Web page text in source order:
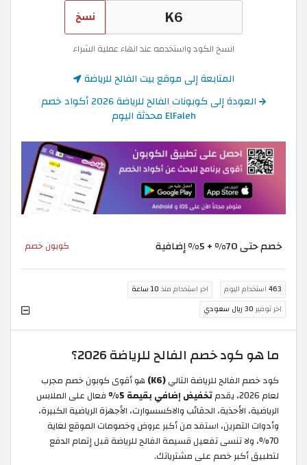
نسخ
انسخ الكود واستخدمه عند انهاء عملية الشراء
المتابعة إلى موقع بيت الفالح للرياضة
العودة إلى كوبونات الفالح للرياضة 2026 أكواد خصم
ElFaleh محدثة اليوم
خصم حتى 70% + 5% إضافية كوبون خصم
463 استخدام اليوم اخر استخدام منذ 10 ساعة
اخر توفير 30 ريال سعودي
ما هو كود خصم الفالح للرياضة 2026؟
كود خصم الفالح للرياضة التالي(K6)
هو أقوى كوبون خصم مجرب
لعام 2026، يقدم
تخفيض إضافي بقيمة 5%
فعال على الملابس
الرياضية، الأحذية، الحقائب والاكسسوارت، الأجهزة الرياضية الكبيرة،
وأدوات التمرين، استفد من أكبر عروض وخصومات الموقع لغاية
70%، ولا تنسى تفعيل قسيمة الفالح للرياضة
قبل إتمام الدفع
لتطبيق أكبر خصم على مشترياتك.